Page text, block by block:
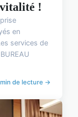
!
en
services de
de lecture →